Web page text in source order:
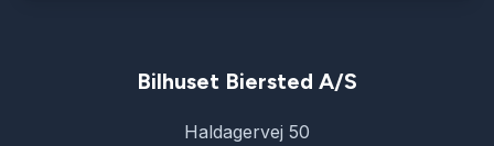
Bilhuset Biersted A/S
Haldagervej 50